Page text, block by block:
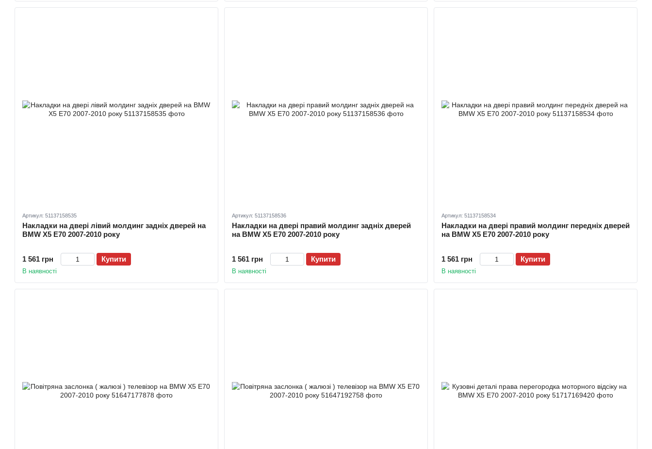
Артикул: 51137158535
Накладки на двері лівий молдинг задніх дверей на
BMW X5 E70 2007-2010 року
1 561 грн Купити
В наявності
Артикул: 51137158536
Накладки на двері правий молдинг задніх дверей
на BMW X5 E70 2007-2010 року
1 561 грн Купити
В наявності
Артикул: 51137158534
Накладки на двері правий молдинг передніх дверей
на BMW X5 E70 2007-2010 року
1 561 грн Купити
В наявності